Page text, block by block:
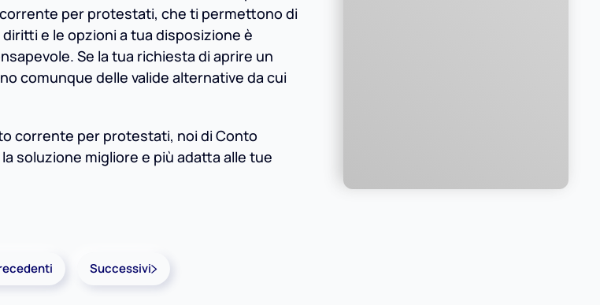
per protestati, che ti permettono di
e le opzioni a tua disposizione è
Se la tua richiesta di aprire un
comunque delle valide alternative da cui
corrente per protestati, noi di Conto
soluzione migliore e più adatta alle tue
Successivi